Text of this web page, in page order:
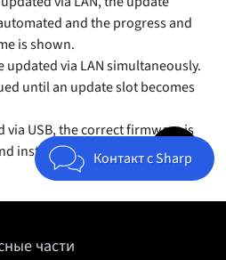
and the progress and
is shown.
updated via LAN simultaneously.
until an update slot becomes
via USB, the correct firmware is
instructions on how to update
Контакт с Sharp
Jump to top
/ Справка
части